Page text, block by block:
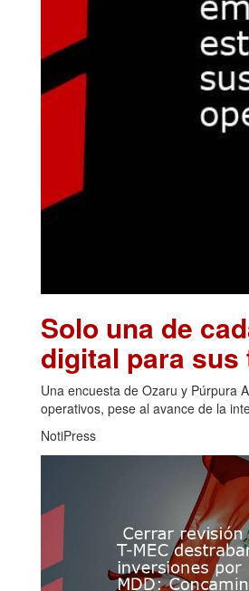
Solo una de
digital para
Una encuesta de Ozaru y Púrpura
operativos, pese al avance de la
NotiPress